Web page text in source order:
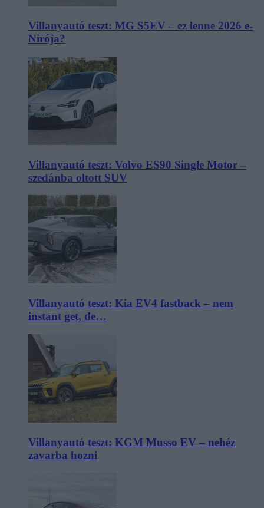
Villanyautó teszt: MG S5EV – ez lenne 2026 e-
Nirója?
Villanyautó teszt: Volvo ES90 Single Motor –
szedánba oltott SUV
Villanyautó teszt: Kia EV4 fastback – nem
instant get, de…
Villanyautó teszt: KGM Musso EV – nehéz
zavarba hozni